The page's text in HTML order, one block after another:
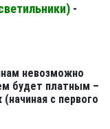
) -
невозможно
будет платным –
с первого